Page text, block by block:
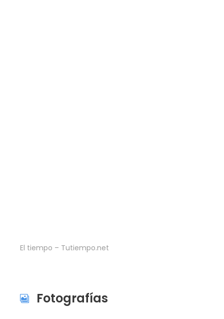
El tiempo – Tutiempo.net
Fotografías